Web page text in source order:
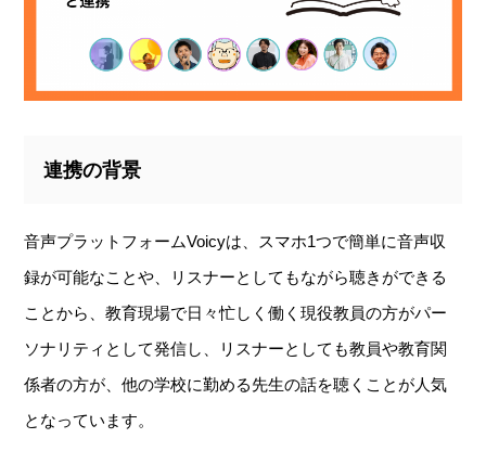
連携の背景
音声プラットフォームVoicyは、スマホ1つで簡単に音声収
録が可能なことや、リスナーとしてもながら聴きができる
ことから、教育現場で日々忙しく働く現役教員の方がパー
ソナリティとして発信し、リスナーとしても教員や教育関
係者の方が、他の学校に勤める先生の話を聴くことが人気
となっています。